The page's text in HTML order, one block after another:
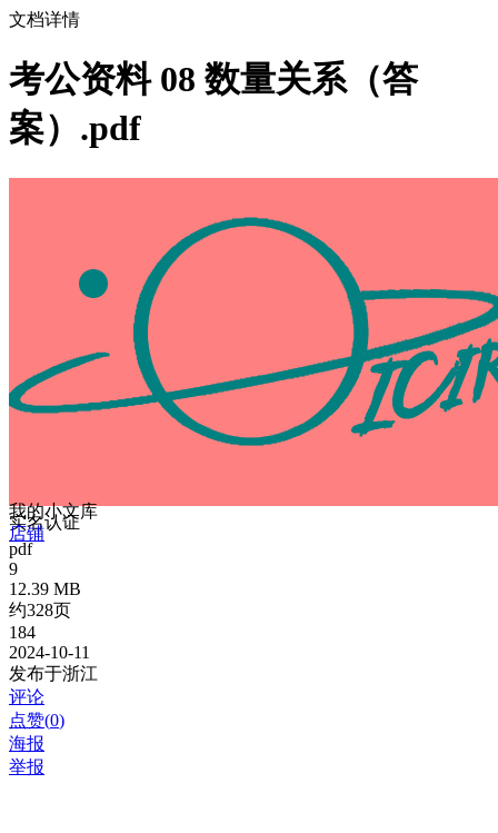
文档详情
考公资料 08 数量关系（答
案）.pdf
我的小文库
实名认证
店铺
pdf
9
12.39 MB
约328页
184
2024-10-11
发布于浙江
评论
点赞(0)
海报
举报